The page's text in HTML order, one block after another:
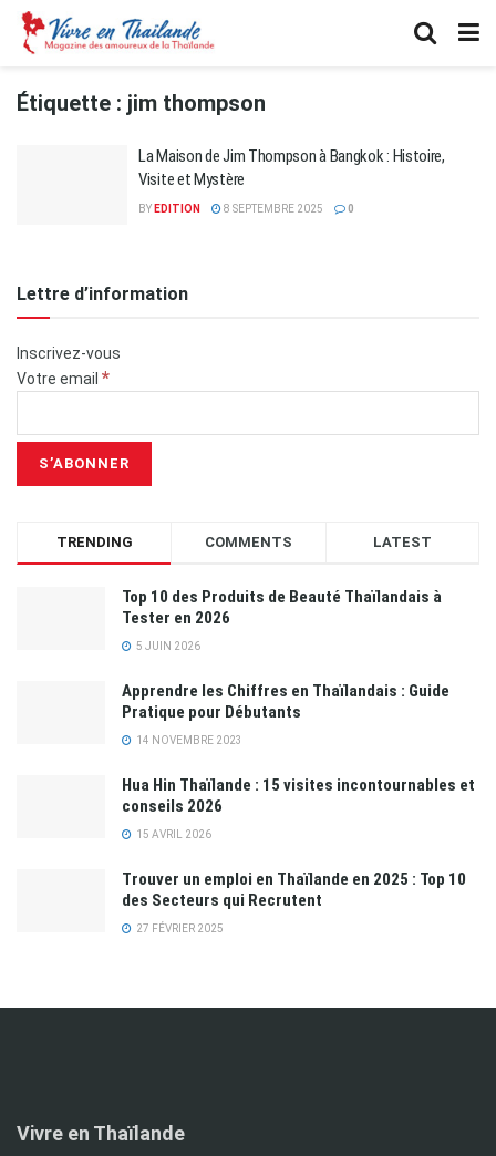
Étiquette : jim thompson
La Maison de Jim Thompson à Bangkok : Histoire,
Visite et Mystère
BY EDITION 8 SEPTEMBRE 2025 0
Lettre d’information
Inscrivez-vous
Votre email *
TRENDING COMMENTS LATEST
Top 10 des Produits de Beauté Thaïlandais à
Tester en 2026
5 JUIN 2026
Apprendre les Chiffres en Thaïlandais : Guide
Pratique pour Débutants
14 NOVEMBRE 2023
Hua Hin Thaïlande : 15 visites incontournables et
conseils 2026
15 AVRIL 2026
Trouver un emploi en Thaïlande en 2025 : Top 10
des Secteurs qui Recrutent
27 FÉVRIER 2025
Vivre en Thaïlande